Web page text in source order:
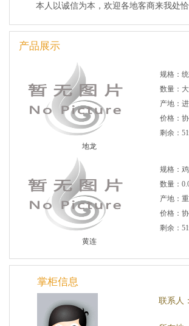
本人以诚信为本，欢迎各地客商来我处
产品展示
地龙
规格：统
数量：
产地：
价格：
剩余：
黄连
规格：
数量：
产地：
价格：
剩余：
掌柜信息
联系人